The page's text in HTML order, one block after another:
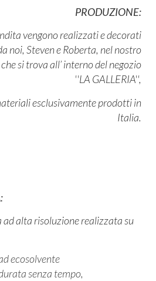
PRODUZIONE:
vengono realizzati e decorati
noi, Steven e Roberta, nel nostro
si trova all’ interno del negozio
''LA GALLERIA'',
esclusivamente prodotti in
Italia.
alta risoluzione realizzata su
ecosolvente
senza tempo,